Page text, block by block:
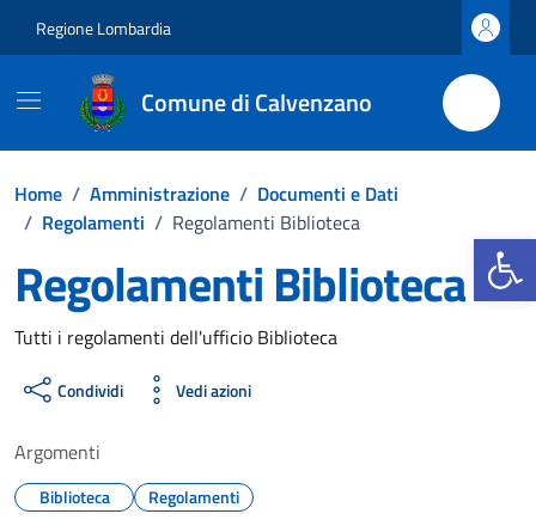
Apri la
Regione Lombardia
Comune di Calvenzano
Home / Amministrazione / Documenti e Dati
/ Regolamenti / Regolamenti Biblioteca
Regolamenti Biblioteca
Dettagli del documento
Tutti i regolamenti dell'ufficio Biblioteca
Condividi Vedi azioni
Argomenti
Biblioteca Regolamenti